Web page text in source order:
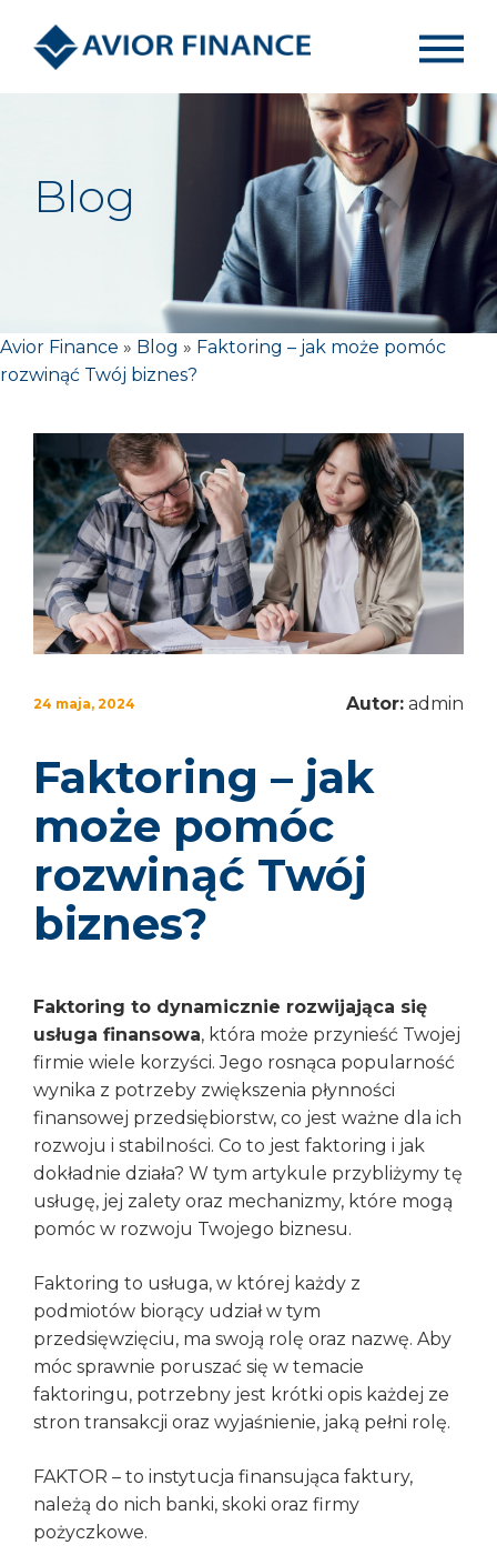
Blog
Avior Finance » Blog » Faktoring – jak może pomóc
rozwinąć Twój biznes?
24 maja, 2024 Autor: admin
Faktoring – jak
może pomóc
rozwinąć Twój
biznes?
Faktoring to dynamicznie rozwijająca się
usługa finansowa, która może przynieść Twojej
firmie wiele korzyści. Jego rosnąca popularność
wynika z potrzeby zwiększenia płynności
finansowej przedsiębiorstw, co jest ważne dla ich
rozwoju i stabilności. Co to jest faktoring i jak
dokładnie działa? W tym artykule przybliżymy tę
usługę, jej zalety oraz mechanizmy, które mogą
pomóc w rozwoju Twojego biznesu.
Faktoring to usługa, w której każdy z
podmiotów biorący udział w tym
przedsięwzięciu, ma swoją rolę oraz nazwę. Aby
móc sprawnie poruszać się w temacie
faktoringu, potrzebny jest krótki opis każdej ze
stron transakcji oraz wyjaśnienie, jaką pełni rolę.
FAKTOR – to instytucja finansująca faktury,
należą do nich banki, skoki oraz firmy
pożyczkowe.